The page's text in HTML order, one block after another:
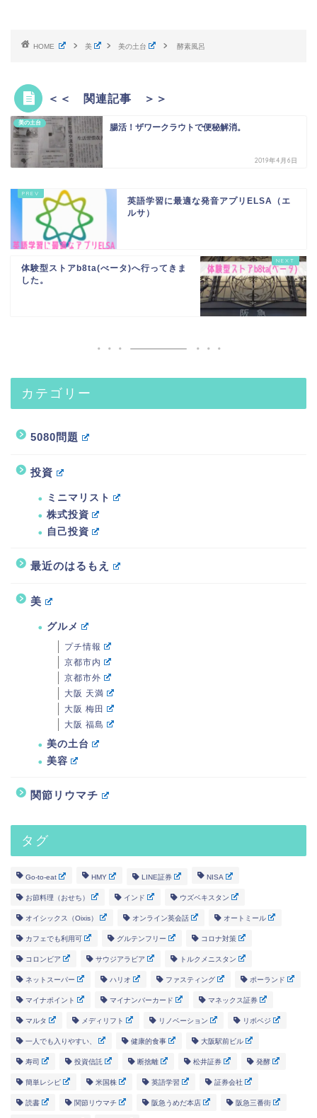
HOME 美 美の土台 酵素風呂
＜＜ 関連記事 ＞＞
美の土台 腸活！ザワークラウトで便秘解消。
2019年4月6日
英語学習に最適な発音アプリELSA（エ
ルサ）
体験型ストアb8ta(べータ)へ行ってきま
した。
カテゴリー
5080問題
投資
ミニマリスト
株式投資
自己投資
最近のはるもえ
美
グルメ
プチ情報
京都市内
京都市外
大阪 天満
大阪 梅田
大阪 福島
美の土台
美容
関節リウマチ
タグ
Go-to-eat HMY LINE証券 NISA
お節料理（おせち） インド ウズベキスタン
オイシックス（Oixis） オンライン英会話 オートミール
カフェでも利用可 グルテンフリー コロナ対策
コロンビア サウジアラビア トルクメニスタン
ネットスーパー ハリオ ファスティング ポーランド
マイナポイント マイナンバーカード マネックス証券
マルタ メディリフト リノベーション リボベジ
一人でも入りやすい、 健康的食事 大阪駅前ビル
寿司 投資信託 断捨離 松井証券 発酵
簡単レシピ 米国株 英語学習 証券会社
読書 関節リウマチ 阪急うめだ本店 阪急三番街